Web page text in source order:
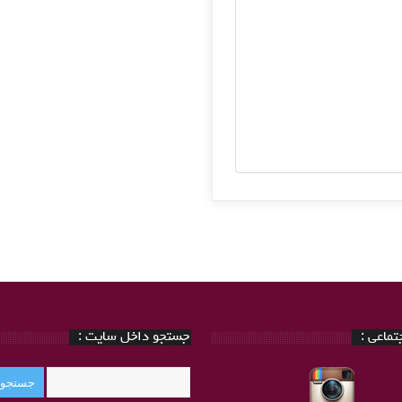
جستجو داخل سایت : :